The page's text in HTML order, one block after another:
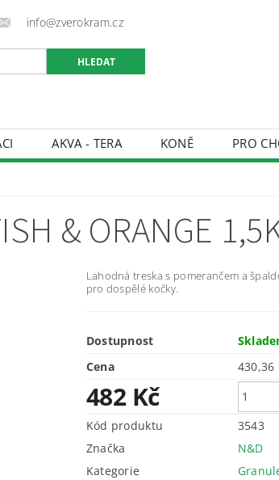
info@zverokram.cz
AKVA - TERA KONĚ
PRO
& ORANGE
Lahodná treska s pomerančem a
pro dospělé kočky.
Dostupnost
Cena
482 Kč
Kód produktu
3543
Značka
N&D
Kategorie